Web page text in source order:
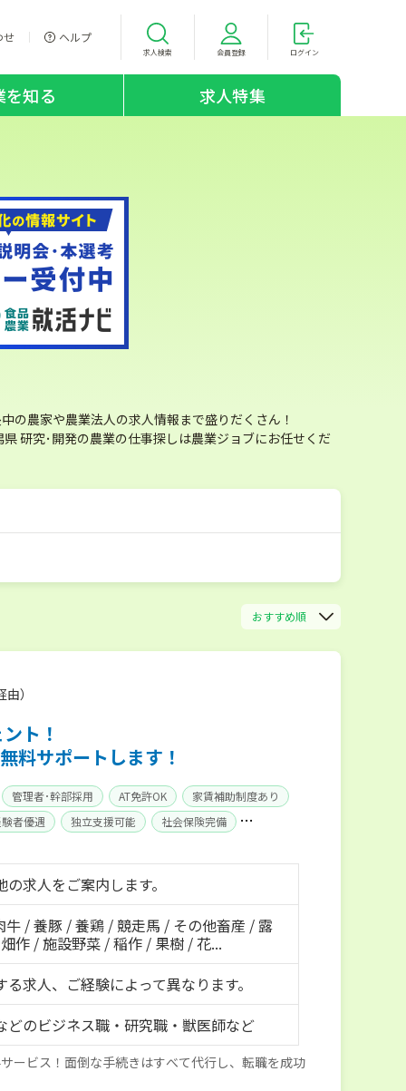
せ ヘルプ
求人検索 会員登録 ログイン
を知る 求人特集
の農家や農業法人の求人情報まで盛りだくさん！
研究･開発の農業の仕事探しは農業ジョブにお任せくだ
おすすめ順
）
ト！
料サポートします！
管理者･幹部採用 AT免許OK
家賃補助制度あり
者優遇
独立支援可能 社会保険完備
の求人をご案内します。
牛 / 養豚 / 養鶏 / 競走馬 / その他畜産 / 露
作 / 施設野菜 / 稲作 / 果樹 / 花...
る求人、ご経験によって異なります。
どのビジネス職・研究職・獣医師など
ービス！面倒な手続きはすべて代行し、転職を成功